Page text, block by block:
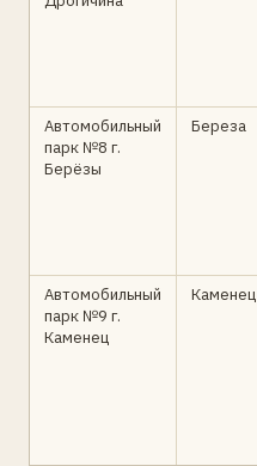
Автомобильный
парк №8 г.
Берёзы
Береза
Автомобильный
парк №9 г.
Каменец
Каменец